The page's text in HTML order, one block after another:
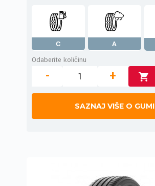
C A
Odaberite količinu
- +
SAZNAJ VIŠE O GUMI